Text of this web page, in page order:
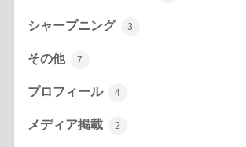
シャープニング 3
その他 7
プロフィール 4
メディア掲載 2